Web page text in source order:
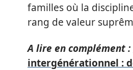
familles où la
rang de valeur
A lire en complément :
intergénérationnel :